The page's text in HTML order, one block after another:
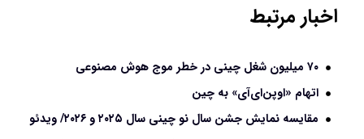
اخبار مرتبط
۷۰ میلیون شغل چینی در خطر موج هوش مصنوعی
اتهام «اوپن‌ای‌آی» به چین
مقایسه نمایش جشن سال نو چینی سال ۲۰۲۵ و ۲۰۲۶/ ویدئو